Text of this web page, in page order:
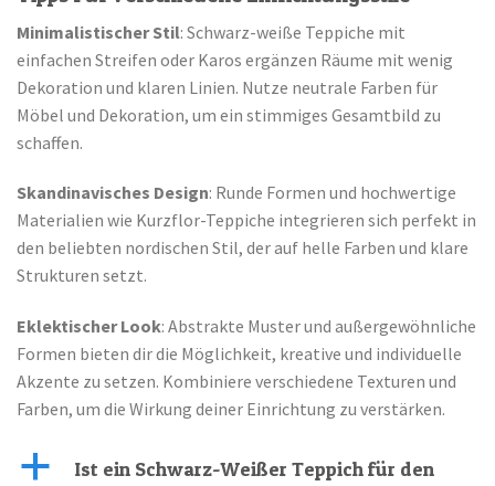
Minimalistischer Stil: Schwarz-weiße Teppiche mit
einfachen Streifen oder Karos ergänzen Räume mit wenig
Dekoration und klaren Linien. Nutze neutrale Farben für
Möbel und Dekoration, um ein stimmiges Gesamtbild zu
schaffen.
Skandinavisches Design: Runde Formen und hochwertige
Materialien wie Kurzflor-Teppiche integrieren sich perfekt in
den beliebten nordischen Stil, der auf helle Farben und klare
Strukturen setzt.
Eklektischer Look: Abstrakte Muster und außergewöhnliche
Formen bieten dir die Möglichkeit, kreative und individuelle
Akzente zu setzen. Kombiniere verschiedene Texturen und
Farben, um die Wirkung deiner Einrichtung zu verstärken.
a
Ist ein Schwarz-Weißer Teppich für den